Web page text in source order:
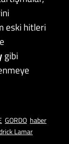
eski hitleri
gibi
GORDO haber
Lamar